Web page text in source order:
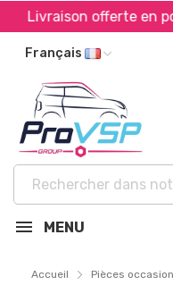
Livraison offerte en
Français
MENU
Accueil Pièces occasion